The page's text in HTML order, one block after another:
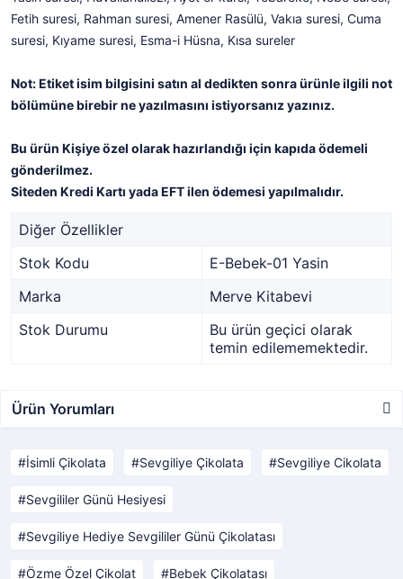
Fetih suresi, Rahman suresi, Amener Rasülü, Vakıa suresi, Cuma
suresi, Kıyame suresi, Esma-i Hüsna, Kısa sureler
Not: Etiket isim bilgisini satın al dedikten sonra ürünle ilgili not
bölümüne birebir ne yazılmasını istiyorsanız yazınız.
Bu ürün Kişiye özel olarak hazırlandığı için kapıda ödemeli
gönderilmez.
Siteden Kredi Kartı yada EFT ilen ödemesi yapılmalıdır.
Diğer Özellikler
Stok Kodu
E-Bebek-01 Yasin
Marka
Merve Kitabevi
Stok Durumu
Bu ürün geçici olarak
temin edilememektedir.
Ürün Yorumları
İsimli Çikolata Sevgiliye Çikolata Sevgiliye Cikolata
Sevgililer Günü Hesiyesi
Sevgiliye Hediye Sevgililer Günü Çikolatası
Özme Özel Çikolat Bebek Çikolatası